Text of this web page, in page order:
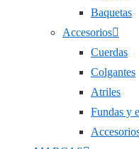
Baquetas
Accesorios
Cuerdas
Colgantes
Atriles
Fundas y